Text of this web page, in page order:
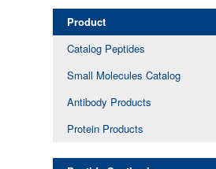
Product
Catalog Peptides
Small Molecules Catalog
Antibody Products
Protein Products